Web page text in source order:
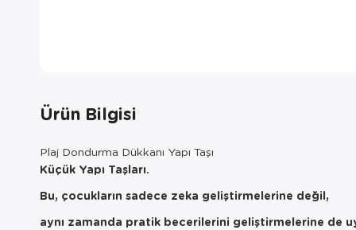
Ürün Bilgisi
Plaj Dondurma Dükkanı Yapı Taşı
Küçük Yapı Taşları.
Bu, çocukların sadece zeka geliştirmelerine değil,
aynı zamanda pratik becerilerini geliştirmelerine de